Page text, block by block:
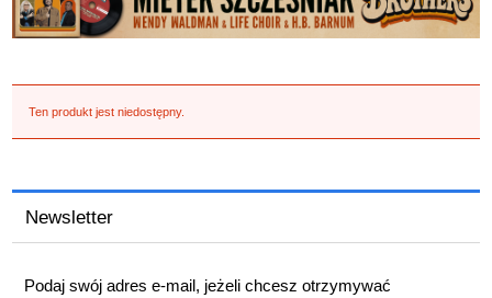
Ten produkt jest niedostępny.
Newsletter
Podaj swój adres e-mail, jeżeli chcesz otrzymywać